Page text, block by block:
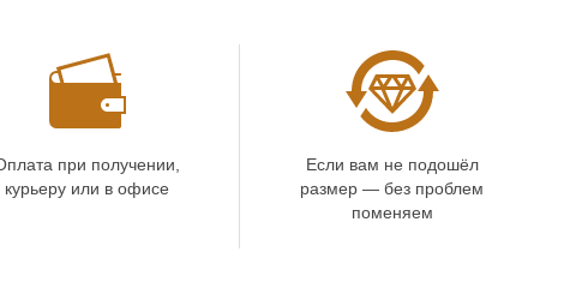
при получении,
курьеру или в офисе
Если вам не подошёл
размер — без проблем
поменяем